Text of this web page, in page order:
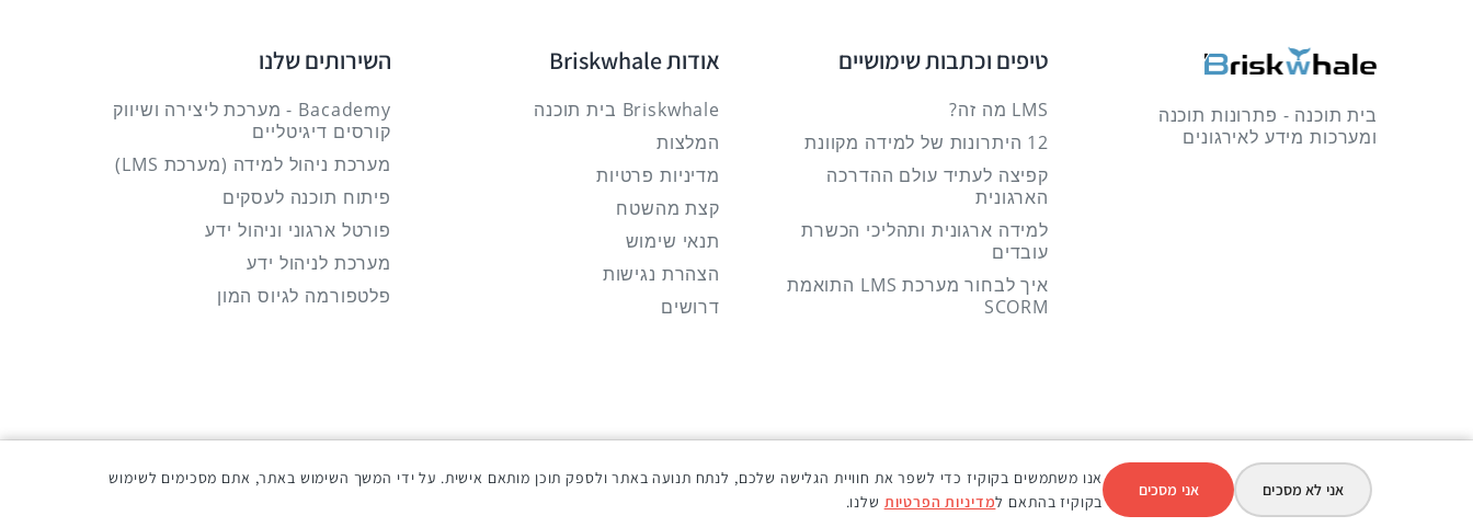
בית תוכנה - פתרונות תוכנה
ומערכות מידע לאירגונים
טיפים וכתבות שימושיים
LMS מה זה?
12 היתרונות של למידה מקוונת
קפיצה לעתיד עולם ההדרכה
הארגונית
למידה ארגונית ותהליכי הכשרת
עובדים
איך לבחור מערכת LMS התואמת
SCORM
אודות Briskwhale
Briskwhale בית תוכנה
המלצות
מדיניות פרטיות
קצת מהשטח
תנאי שימוש
הצהרת נגישות
דרושים
השירותים שלנו
Bacademy - מערכת ליצירה ושיווק
קורסים דיגיטליים
מערכת ניהול למידה (מערכת LMS)
פיתוח תוכנה לעסקים
פורטל ארגוני וניהול ידע
מערכת לניהול ידע
פלטפורמה לגיוס המון
© כל הזכויות שמורות.
אנו משתמשים בקוקיז כדי לשפר את חוויית הגלישה שלכם, לנתח תנועה באתר ולספק תוכן מותאם אישית. על ידי המשך השימוש באתר, אתם מסכימים לשימוש
בקוקיז בהתאם למדיניות הפרטיות שלנו.
אני מסכים אני לא מסכים